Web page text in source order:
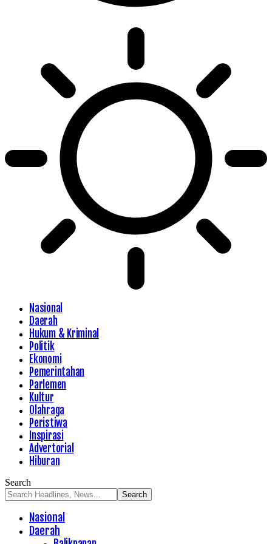
Nasional
Daerah
Hukum & Kriminal
Politik
Ekonomi
Pemerintahan
Parlemen
Kultur
Olahraga
Peristiwa
Inspirasi
Advertorial
Hiburan
Search
Nasional
Daerah